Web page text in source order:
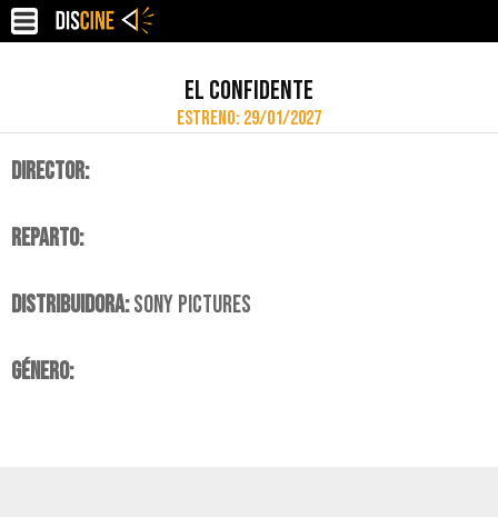
EL CONFIDENTE
ESTRENO: 29/01/2027
DIRECTOR:
REPARTO:
DISTRIBUIDORA:SONY PICTURES
GÉNERO: